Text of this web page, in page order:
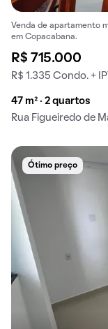
Venda de apartamento
em Copacabana.
R$ 715.000
R$ 1.335 Condo. +
47 m² · 2 quartos
Rua Figueiredo de
Ótimo preço